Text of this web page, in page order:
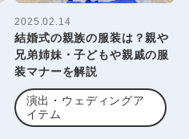
2025.02.14
結婚式の親族の服装は？親や
兄弟姉妹・子どもや親戚の服
装マナーを解説
演出・ウェディングア
イテム